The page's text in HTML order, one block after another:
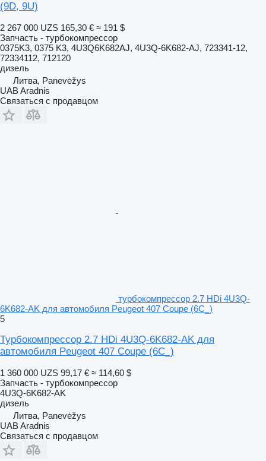
(9D, 9U)
2 267 000 UZS 165,30 € ≈ 191 $
Запчасть - турбокомпрессор
0375K3, 0375 K3, 4U3Q6K682AJ, 4U3Q-6K682-AJ, 723341-12,
72334112, 712120
дизель
Литва, Panevėžys
UAB Aradnis
Связаться с продавцом
турбокомпрессор 2.7 HDi 4U3Q-
6K682-AK для автомобиля Peugeot 407 Coupe (6C_)
5
Турбокомпрессор 2.7 HDi 4U3Q-6K682-AK для
автомобиля Peugeot 407 Coupe (6C_)
1 360 000 UZS 99,17 € ≈ 114,60 $
Запчасть - турбокомпрессор
4U3Q-6K682-AK
дизель
Литва, Panevėžys
UAB Aradnis
Связаться с продавцом